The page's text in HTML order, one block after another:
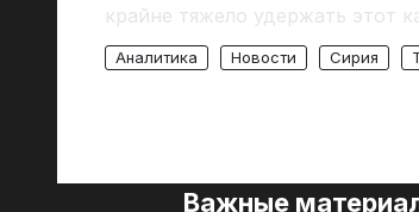
крайне тяжело удержать этот
Аналитика Новости Сирия
Важные